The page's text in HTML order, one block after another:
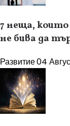
7 неща,
не бива да
Развитие04